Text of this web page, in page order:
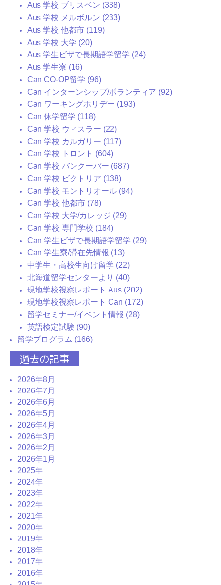
Aus 学校 ブリスベン (338)
Aus 学校 メルボルン (233)
Aus 学校 他都市 (119)
Aus 学校 大学 (20)
Aus 学生ビザで長期語学留学 (24)
Aus 学生寮 (16)
Can CO-OP留学 (96)
Can インターンシップ/ボランティア (92)
Can ワーキングホリデー (193)
Can 休学留学 (118)
Can 学校 ウィスラー (22)
Can 学校 カルガリー (117)
Can 学校 トロント (604)
Can 学校 バンクーバー (687)
Can 学校 ビクトリア (138)
Can 学校 モントリオール (94)
Can 学校 他都市 (78)
Can 学校 大学/カレッジ (29)
Can 学校 専門学校 (184)
Can 学生ビザで長期語学留学 (29)
Can 学生寮/滞在先情報 (13)
中学生・高校生向け留学 (22)
北海道留学センターより (40)
現地学校視察レポート Aus (202)
現地学校視察レポート Can (172)
留学セミナー/イベント情報 (28)
英語検定試験 (90)
留学プログラム (166)
過去の記事
2026年8月
2026年7月
2026年6月
2026年5月
2026年4月
2026年3月
2026年2月
2026年1月
2025年
2024年
2023年
2022年
2021年
2020年
2019年
2018年
2017年
2016年